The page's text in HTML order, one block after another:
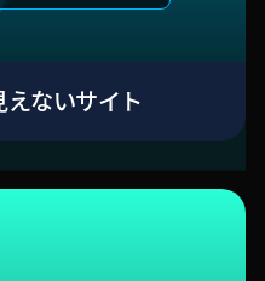
ないサイト